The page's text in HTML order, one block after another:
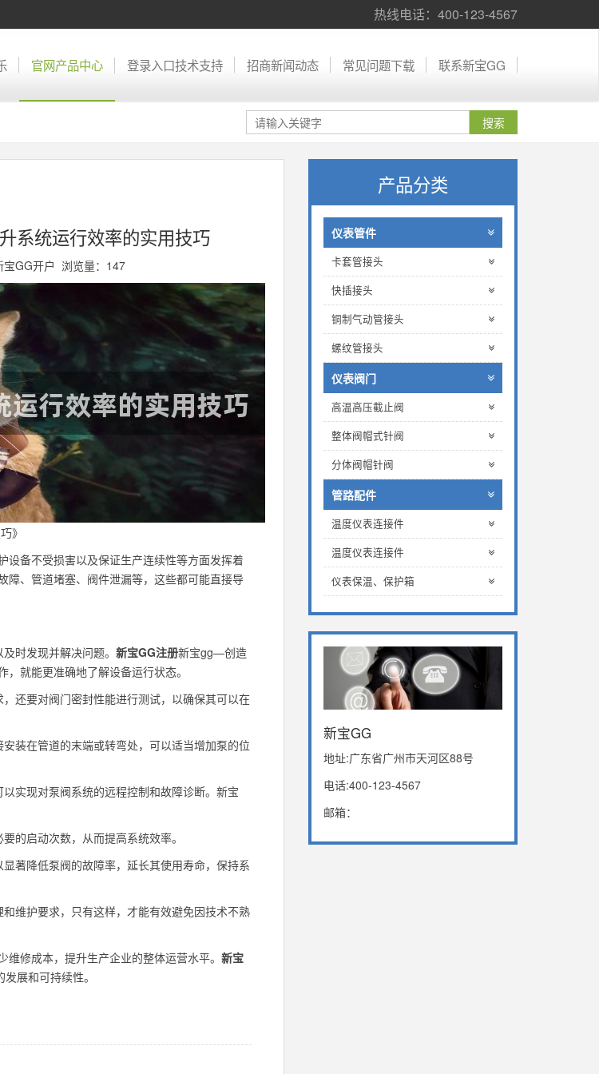
热线电话：400-123-4567
官网产品中心 登录入口技术支持 招商新闻动态 常见问题下载 联系新宝GG
系统运行效率的实用技巧
GG开户 浏览量： 147
》
设备不受损害以及保证生产连续性等方面发挥着
障、管道堵塞、阀件泄漏等，这些都可能直接导
时发现并解决问题。 新宝GG注册新宝gg—创造
就能更准确地了解设备运行状态。
还要对阀门密封性能进行测试，以确保其可以在
装在管道的末端或转弯处，可以适当增加泵的位
实现对泵阀系统的远程控制和故障诊断。新宝
的启动次数，从而提高系统效率。
著降低泵阀的故障率，延长其使用寿命，保持系
维护要求，只有这样，才能有效避免因技术不熟
修成本，提升生产企业的整体运营水平。 新宝
展和可持续性。
产品分类
仪表管件
卡套管接头
快插接头
铜制气动管接头
螺纹管接头
仪表阀门
高温高压截止阀
整体阀帽式针阀
分体阀帽针阀
管路配件
温度仪表连接件
温度仪表连接件
仪表保温、保护箱
新宝GG
地址:广东省广州市天河区88号
电话:400-123-4567
邮箱：